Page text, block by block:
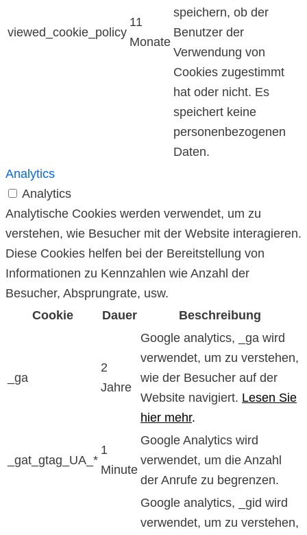
viewed_cookie_policy
11
Monate
speichern, ob der
Benutzer der
Verwendung von
Cookies zugestimmt
hat oder nicht. Es
speichert keine
personenbezogenen
Daten.
Analytics
Analytics
Analytische Cookies werden verwendet, um zu
verstehen, wie Besucher mit der Website interagieren.
Diese Cookies helfen bei der Bereitstellung von
Informationen zu Kennzahlen wie Anzahl der
Besucher, Absprungrate, usw.
Cookie
Dauer Beschreibung
_ga
2
Jahre
Google analytics, _ga wird
verwendet, um zu verstehen,
wie der Besucher auf der
Website navigiert. Lesen Sie
hier mehr.
_gat_gtag_UA_*
1
Minute
Google Analytics wird
verwendet, um die Anzahl
der Anrufe zu begrenzen.
Google analytics, _gid wird
verwendet, um zu verstehen,